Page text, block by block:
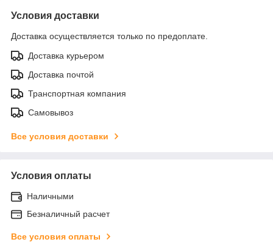
Условия доставки
Доставка осуществляется только по предоплате.
Доставка курьером
Доставка почтой
Транспортная компания
Самовывоз
Все условия доставки
Условия оплаты
Наличными
Безналичный расчет
Все условия оплаты